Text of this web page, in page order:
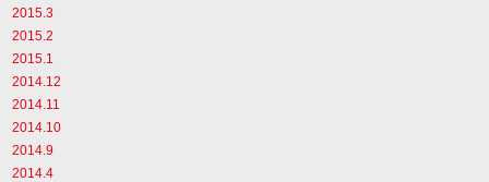
2015.3
2015.2
2015.1
2014.12
2014.11
2014.10
2014.9
2014.4